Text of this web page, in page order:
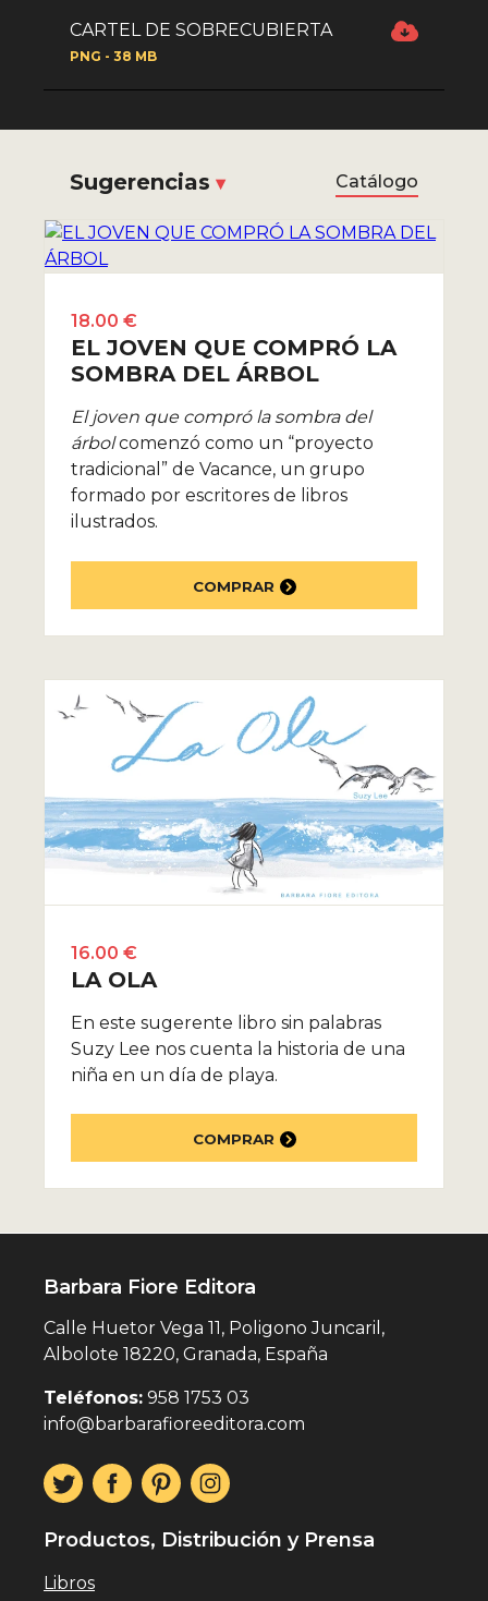
CARTEL DE SOBRECUBIERTA
PNG - 38 MB
Sugerencias Catálogo
18.00 €
EL JOVEN QUE COMPRÓ LA
SOMBRA DEL ÁRBOL
El joven que compró la sombra del
árbolcomenzó como un “proyecto
tradicional” de Vacance, un grupo
formado por escritores de libros
ilustrados.
COMPRAR
16.00 €
LA OLA
En este sugerente libro sin palabras
Suzy Lee nos cuenta la historia de una
niña en un día de playa.
COMPRAR
Barbara Fiore Editora
Calle Huetor Vega 11, Poligono Juncaril,
Albolote 18220, Granada, España
Teléfonos: 958 1753 03
info@barbarafioreeditora.com
Productos, Distribución y Prensa
Libros